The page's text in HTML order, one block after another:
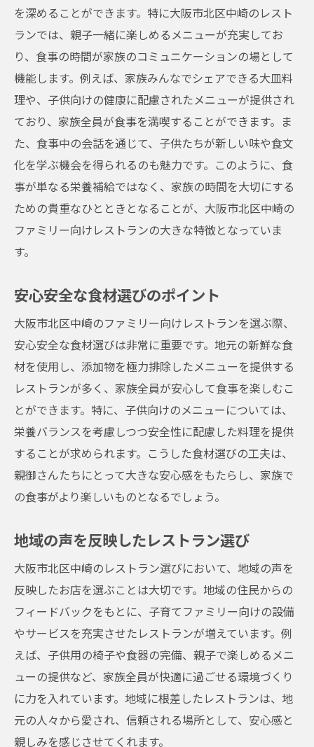
を深めることができます。特に大阪市北区中崎のレスト
ランでは、親子一緒に楽しめるメニューが充実してお
り、食事の時間が家族のコミュニケーションの場として
機能します。例えば、家族みんなでシェアできる大皿料
理や、子供向けの健康に配慮されたメニューが提供され
ており、家族全員が食事を満喫することができます。ま
た、食事中の会話を通じて、子供たちが新しい味や食文
化を学ぶ機会を得られるのも魅力です。このように、食
事が単なる栄養補給ではなく、家族の時間を大切にする
ための貴重なひとときとなることが、大阪市北区中崎の
ファミリー向けレストランの大きな特徴となっていま
す。
安心安全な食材選びのポイント
大阪市北区中崎のファミリー向けレストランを選ぶ際、
安心安全な食材選びは非常に重要です。地元の新鮮な食
材を使用し、添加物を極力排除したメニューを提供する
レストランが多く、家族全員が安心して食事を楽しむこ
とができます。特に、子供向けのメニューについては、
栄養バランスを考慮しつつ安全性に配慮した料理を提供
することが求められます。こうした食材選びの工夫は、
親御さんたちにとって大きな安心感をもたらし、家族で
の食事がより楽しいものとなるでしょう。
地域の声を反映したレストラン選び
大阪市北区中崎のレストラン選びにおいて、地域の声を
反映したお店を選ぶことは大切です。地域の住民からの
フィードバックをもとに、子育てファミリー向けの設備
やサービスを充実させたレストランが増えています。例
えば、子供用の椅子や食器の完備、親子で楽しめるメニ
ューの提供など、家族全員が快適に過ごせる環境づくり
に力を入れています。地域に根差したレストランは、地
元の人々から愛され、信頼される場所として、安心感と
親しみを感じさせてくれます。